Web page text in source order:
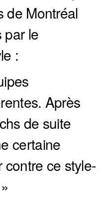
de Montréal
par le
:
Après
de suite
certaine
contre ce style-